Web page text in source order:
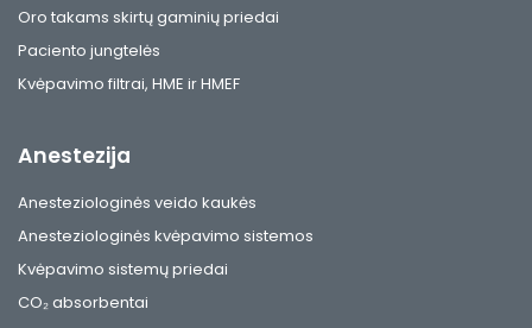
Oro takams skirtų gaminių priedai
Paciento jungtelės
Kvėpavimo filtrai, HME ir HMEF
Anestezija
Anesteziologinės veido kaukės
Anesteziologinės kvėpavimo sistemos
Kvėpavimo sistemų priedai
CO₂ absorbentai